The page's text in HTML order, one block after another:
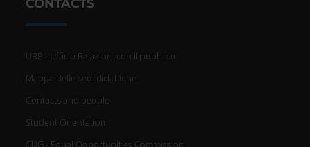
utilizzi il nostro sito con i nostri
dei dati web, pubblicità e social
media, i quali potrebbero
combinarle con altre informazioni
CONTACTS
URP - Ufficio Relazioni con il pubblico
Mappa delle sedi didattiche
Contacts and people
Student Orientation
CUG - Equal Opportunities Commission